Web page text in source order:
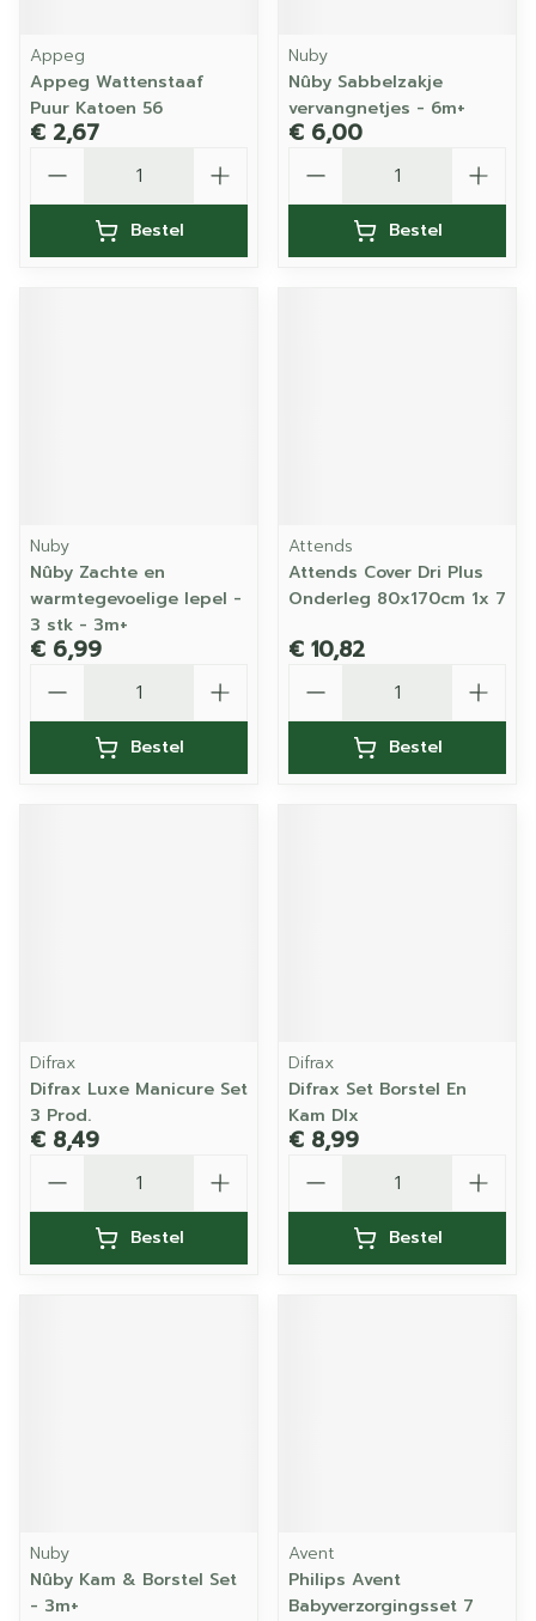
Appeg
Appeg Wattenstaaf
Puur Katoen 56
€ 2,67
Bestel
Nuby
Nûby Sabbelzakje
vervangnetjes - 6m+
€ 6,00
Bestel
Nuby
Nûby Zachte en
warmtegevoelige lepel -
3 stk - 3m+
€ 6,99
Bestel
Attends
Attends Cover Dri Plus
Onderleg 80x170cm 1x 7
€ 10,82
Bestel
Difrax
Difrax Luxe Manicure Set
3 Prod.
€ 8,49
Bestel
Difrax
Difrax Set Borstel En
Kam Dlx
€ 8,99
Bestel
Nuby
Nûby Kam & Borstel Set
- 3m+
Avent
Philips Avent
Babyverzorgingsset 7